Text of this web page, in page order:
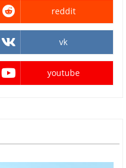
reddit
vk
youtube